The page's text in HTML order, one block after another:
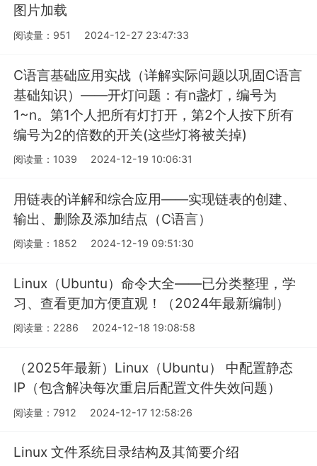
图片加载
阅读量：951 2024-12-27 23:47:33
C语言基础应用实战（详解实际问题以巩固C语言
基础知识）——开灯问题：有n盏灯，编号为
1~n。第1个人把所有灯打开，第2个人按下所有
编号为2的倍数的开关(这些灯将被关掉)
阅读量：1039 2024-12-19 10:06:31
用链表的详解和综合应用——实现链表的创建、
输出、删除及添加结点（C语言）
阅读量：1852 2024-12-19 09:51:30
Linux（Ubuntu）命令大全——已分类整理，学
习、查看更加方便直观！（2024年最新编制）
阅读量：2286 2024-12-18 19:08:58
（2025年最新）Linux（Ubuntu） 中配置静态
IP（包含解决每次重启后配置文件失效问题）
阅读量：7912 2024-12-17 12:58:26
Linux 文件系统目录结构及其简要介绍